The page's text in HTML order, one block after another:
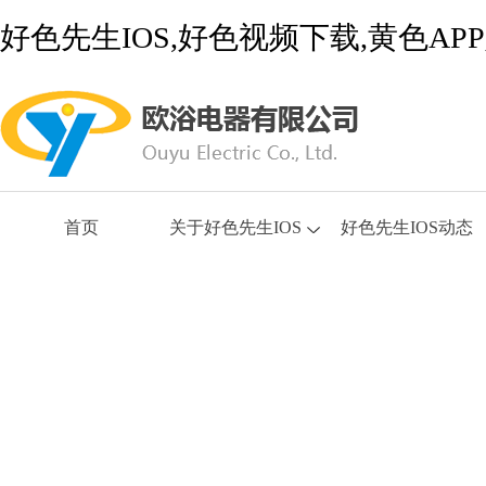
好色先生IOS,好色视频下载,黄色
首页 关于好色先生IOS 好色先生IOS动态